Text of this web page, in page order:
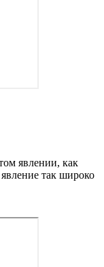
явлении, как
так широко